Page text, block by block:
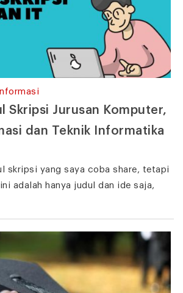
Skripsi Jurusan Komputer,
dan Teknik Informatika
skripsi yang saya coba share, tetapi
adalah hanya judul dan ide saja,